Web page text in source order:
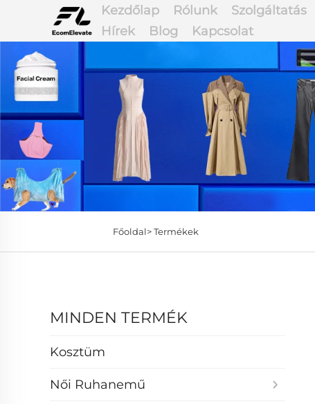
Kezdőlap Rólunk Szolgáltatás
Hírek
Blog Kapcsolat
Főoldal>Termékek
MINDEN TERMÉK
Kosztüm
Női Ruhanemű